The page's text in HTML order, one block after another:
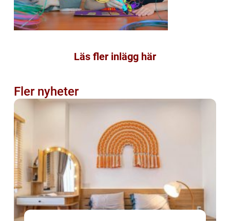
Läs fler inlägg här
Fler nyheter